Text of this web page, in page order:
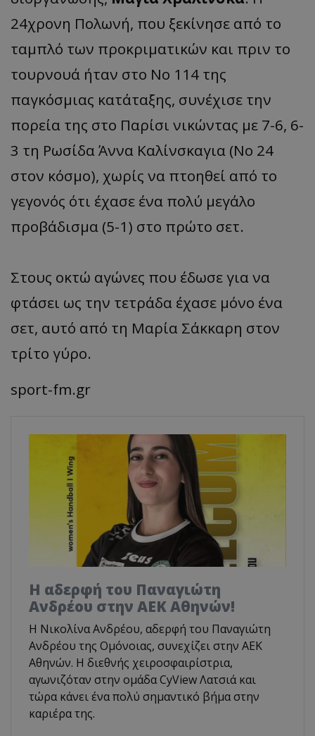
24χρονη Πολωνή, που ξεκίνησε από το
ταμπλό των προκριματικών και πριν το
τουρνουά ήταν στο Νο 114 της
παγκόσμιας κατάταξης, συνέχισε την
πορεία της στο Παρίσι νικώντας με 7-6, 6-
3 τη Ρωσίδα Άννα Καλίνσκαγια (Νο 24
στον κόσμο), χωρίς να πτοηθεί από το
γεγονός ότι έχασε ένα πολύ μεγάλο
προβάδισμα (5-1) στο πρώτο σετ.
Στους οκτώ αγώνες που έδωσε για να
φτάσει ως την τετράδα έχασε μόνο ένα
σετ, αυτό από τη Μαρία Σάκκαρη στον
τρίτο γύρο.
sport-fm.gr
Η αδερφή του Παναγιώτη
Ανδρέου στην ΑΕΚ Αθηνών!
Η Νικολίνα Ανδρέου, αδερφή του Παναγιώτη
Ανδρέου της Ομόνοιας, συνεχίζει στην ΑΕΚ
Αθηνών. Η διεθνής χειροσφαιρίστρια,
αγωνιζόταν στην ομάδα CyView Λατσιά και
τώρα κάνει ένα πολύ σημαντικό βήμα στην
καριέρα της.